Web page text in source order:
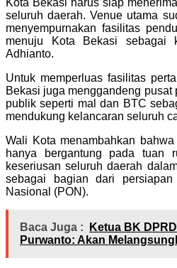
seluruh daerah. Venue utama
menyempurnakan fasilitas
menuju Kota Bekasi sebagai
Adhianto.
Untuk memperluas fasilitas
Bekasi juga menggandeng
publik seperti mal dan BTC
mendukung kelancaran seluruh
Wali Kota menambahkan
hanya bergantung pada tuan
keseriusan seluruh daerah
sebagai bagian dari
Nasional (PON).
Baca Juga :
Ketua BK
Purwanto: Akan